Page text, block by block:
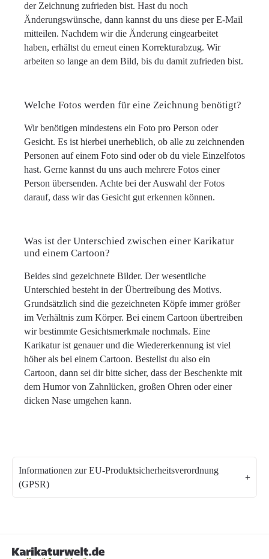
der Zeichnung zufrieden bist. Hast du noch
Änderungswünsche, dann kannst du uns diese per E-Mail
mitteilen. Nachdem wir die Änderung eingearbeitet
haben, erhältst du erneut einen Korrekturabzug. Wir
arbeiten so lange an dem Bild, bis du damit zufrieden bist.
Welche Fotos werden für eine Zeichnung benötigt?
Wir benötigen mindestens ein Foto pro Person oder
Gesicht. Es ist hierbei unerheblich, ob alle zu zeichnenden
Personen auf einem Foto sind oder ob du viele Einzelfotos
hast. Gerne kannst du uns auch mehrere Fotos einer
Person übersenden. Achte bei der Auswahl der Fotos
darauf, dass wir das Gesicht gut erkennen können.
Was ist der Unterschied zwischen einer Karikatur
und einem Cartoon?
Beides sind gezeichnete Bilder. Der wesentliche
Unterschied besteht in der Übertreibung des Motivs.
Grundsätzlich sind die gezeichneten Köpfe immer größer
im Verhältnis zum Körper. Bei einem Cartoon übertreiben
wir bestimmte Gesichtsmerkmale nochmals. Eine
Karikatur ist genauer und die Wiedererkennung ist viel
höher als bei einem Cartoon. Bestellst du also ein
Cartoon, dann sei dir bitte sicher, dass der Beschenkte mit
dem Humor von Zahnlücken, großen Ohren oder einer
dicken Nase umgehen kann.
Informationen zur EU-Produktsicherheitsverordnung
(GPSR)